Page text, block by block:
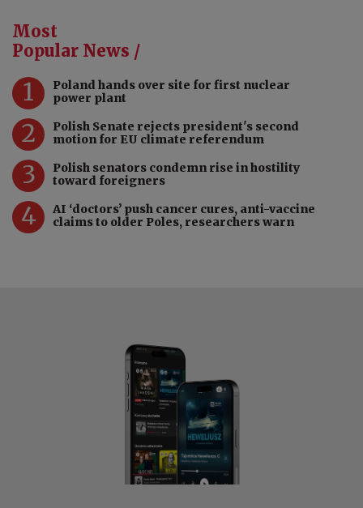
Most
Popular News /
1
Poland hands over site for first nuclear
power plant
2
Polish Senate rejects president's second
motion for EU climate referendum
3
Polish senators condemn rise in hostility
toward foreigners
4
AI ‘doctors’ push cancer cures, anti-vaccine
claims to older Poles, researchers warn